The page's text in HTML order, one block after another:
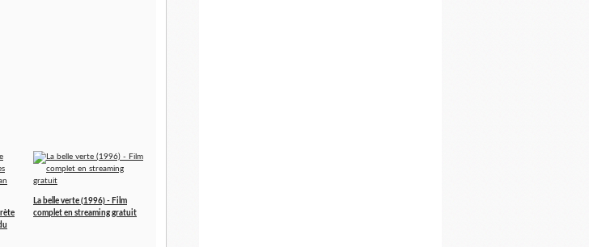
La belle verte (1996) - Film
complet en streaming gratuit